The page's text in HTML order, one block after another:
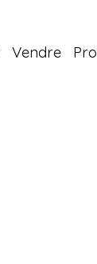
Vendre